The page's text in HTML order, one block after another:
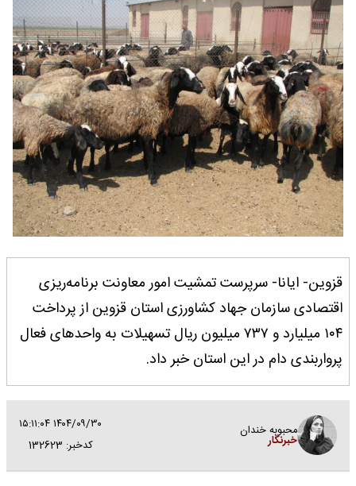
قزوین- ایانا- سرپرست تمشیت امور معاونت برنامه‌ریزی
اقتصادی سازمان جهاد کشاورزی استان قزوین از پرداخت
۱۰۴ میلیارد و ۷۳۷ میلیون ریال تسهیلات به واحدهای فعال
پرواربندی دام در این استان خبر داد.
محبوبه خندان
خبرنگار
۱۴۰۴/۰۹/۳۰ ۱۵:۱۱:۰۴
کدخبر: 132623